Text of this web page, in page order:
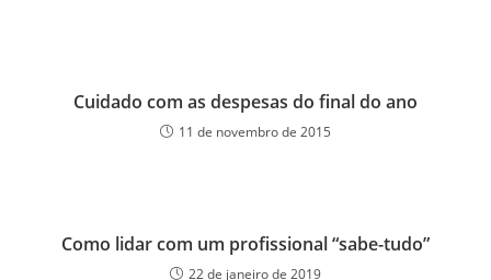
Cuidado com as despesas do final do ano
11 de novembro de 2015
Como lidar com um profissional “sabe-tudo”
22 de janeiro de 2019